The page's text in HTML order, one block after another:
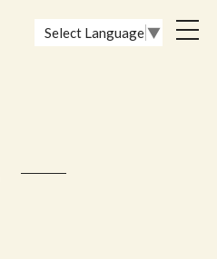
Select Language ▼